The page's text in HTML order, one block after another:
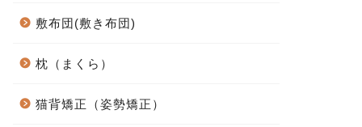
敷布団(敷き布団)
枕（まくら）
猫背矯正（姿勢矯正）